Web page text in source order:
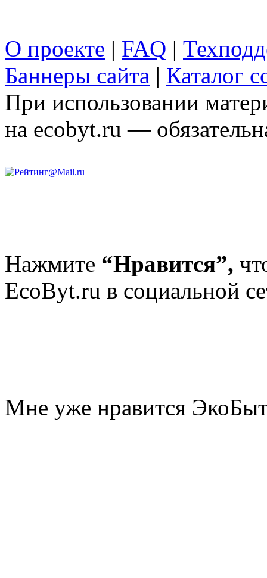
О проекте | FAQ |
Баннеры сайта | Каталог
При использовании
на ecobyt.ru —
Нажмите “Нравится”,
EcoByt.ru в социальной
Мне уже нравится